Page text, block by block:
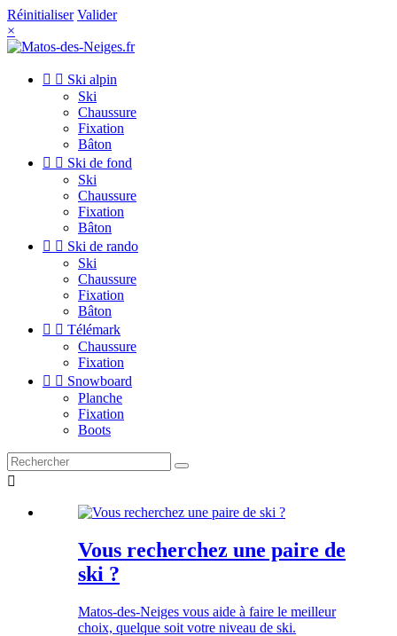
Réinitialiser Valider
×
  Ski alpin
Ski
Chaussure
Fixation
Bâton
  Ski de fond
Ski
Chaussure
Fixation
Bâton
  Ski de rando
Ski
Chaussure
Fixation
Bâton
  Télémark
Chaussure
Fixation
  Snowboard
Planche
Fixation
Boots

Vous recherchez une paire de
ski ?
Matos-des-Neiges vous aide à faire le meilleur
choix, quelque soit votre niveau de ski.